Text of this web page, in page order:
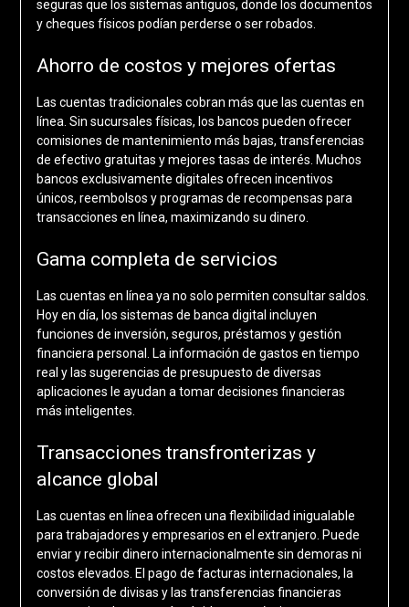
seguras que los sistemas antiguos, donde los documentos
y cheques físicos podían perderse o ser robados.
Ahorro de costos y mejores ofertas
Las cuentas tradicionales cobran más que las cuentas en
línea. Sin sucursales físicas, los bancos pueden ofrecer
comisiones de mantenimiento más bajas, transferencias
de efectivo gratuitas y mejores tasas de interés. Muchos
bancos exclusivamente digitales ofrecen incentivos
únicos, reembolsos y programas de recompensas para
transacciones en línea, maximizando su dinero.
Gama completa de servicios
Las cuentas en línea ya no solo permiten consultar saldos.
Hoy en día, los sistemas de banca digital incluyen
funciones de inversión, seguros, préstamos y gestión
financiera personal. La información de gastos en tiempo
real y las sugerencias de presupuesto de diversas
aplicaciones le ayudan a tomar decisiones financieras
más inteligentes.
Transacciones transfronterizas y
alcance global
Las cuentas en línea ofrecen una flexibilidad inigualable
para trabajadores y empresarios en el extranjero. Puede
enviar y recibir dinero internacionalmente sin demoras ni
costos elevados. El pago de facturas internacionales, la
conversión de divisas y las transferencias financieras